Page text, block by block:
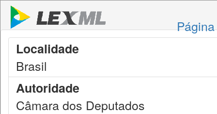
Localidade
Brasil
Autoridade
Câmara dos Deputados